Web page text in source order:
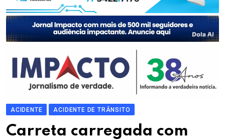
ACIDENTE ACIDENTE DE TRÂNSITO
Carreta carregada com